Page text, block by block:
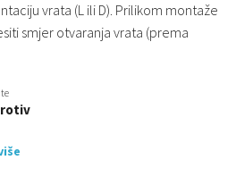
vrata (L ili D). Prilikom montaže
smjer otvaranja vrata (prema